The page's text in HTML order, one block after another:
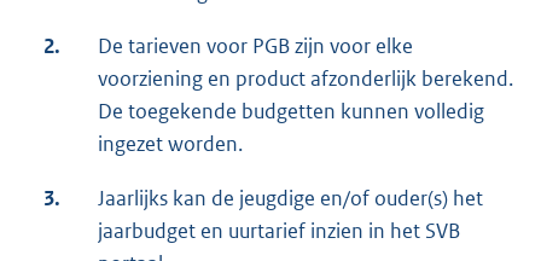
2.
De tarieven voor PGB zijn voor elke
voorziening en product afzonderlijk berekend.
De toegekende budgetten kunnen volledig
ingezet worden.
3.
Jaarlijks kan de jeugdige en/of ouder(s) het
jaarbudget en uurtarief inzien in het SVB